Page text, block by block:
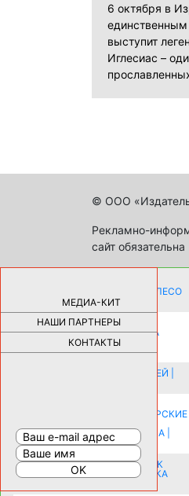
6 октября в
выступит
Иглесиас –
© ООО
Рекламно-
сайт обязательна
МЕДИА-КИТ
НАШИ ПАРТНЕРЫ
КОНТАКТЫ
КАК ДЕВУШКЕ ПОМЕНЯТЬ КОЛЕСО
НА АВТОМОБИЛЕ |69175
НОВЫЕ РАЗРАБОТКИ ДЛЯ
ОЗДОРОВЛЕНИЯ ОРГАНИЗМА
ПЛАТФОРМА ШУМАННА 3Д И
КАПСУЛА ЗДОРОВЬЯ |28281
ИСТОРИЯ НАКЛАДНЫХ НОГТЕЙ |
КОМНАТУ: ХИТРЫЕ ДИЗАЙНЕРСКИЕ
РАСШИРЕНИЯ ПРОСТРАНСТВА |
16191
СОБИРАЕМСЯ НА ПРАЗДНИК К
МОЛОДОЖЕНАМ: ПОДГОТОВКА